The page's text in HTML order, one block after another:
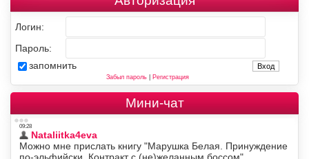
Логин:
Пароль:
запомнить
Забыл пароль| Регистрация
Мини-чат